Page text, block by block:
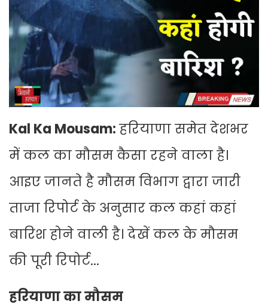
Kal Ka Mousam:हरियाणा समेत देशभर
में कल का मौसम कैसा रहने वाला है।
आइए जानते है मौसम विभाग द्वारा जारी
ताजा रिपोर्ट के अनुसार कल कहां कहां
बारिश होने वाली है। देखें कल के मौसम
की पूरी रिपोर्ट...
हरियाणा का मौसम